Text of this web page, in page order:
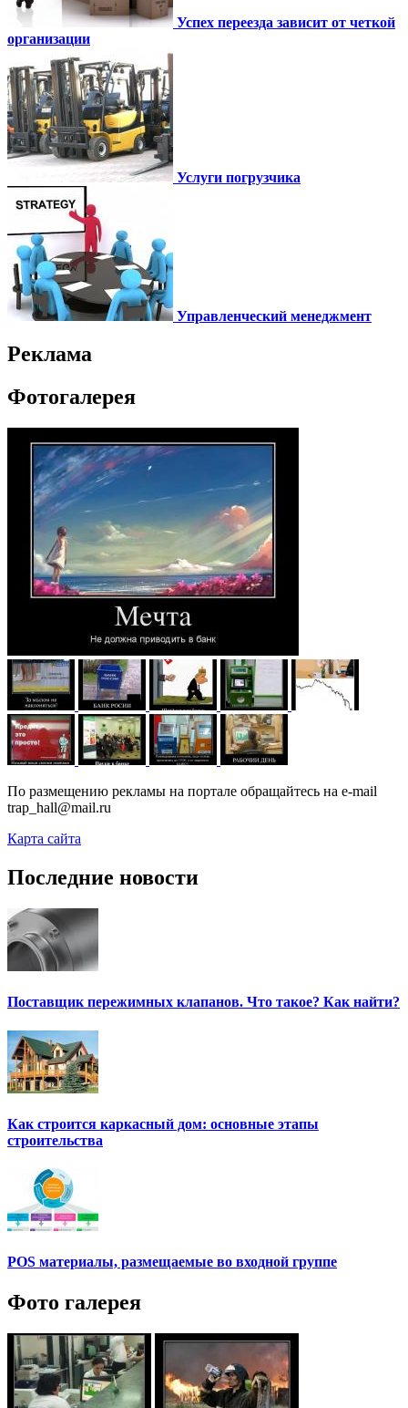
Успех переезда зависит от четкой
организации
Услуги погрузчика
Управленческий менеджмент
Реклама
Фотогалерея
По размещению рекламы на портале обращайтесь на e-mail
trap_hall@mail.ru
Карта сайта
Последние новости
Поставщик пережимных клапанов. Что такое? Как найти?
Как строится каркасный дом: основные этапы
строительства
POS материалы, размещаемые во входной группе
Фото галерея